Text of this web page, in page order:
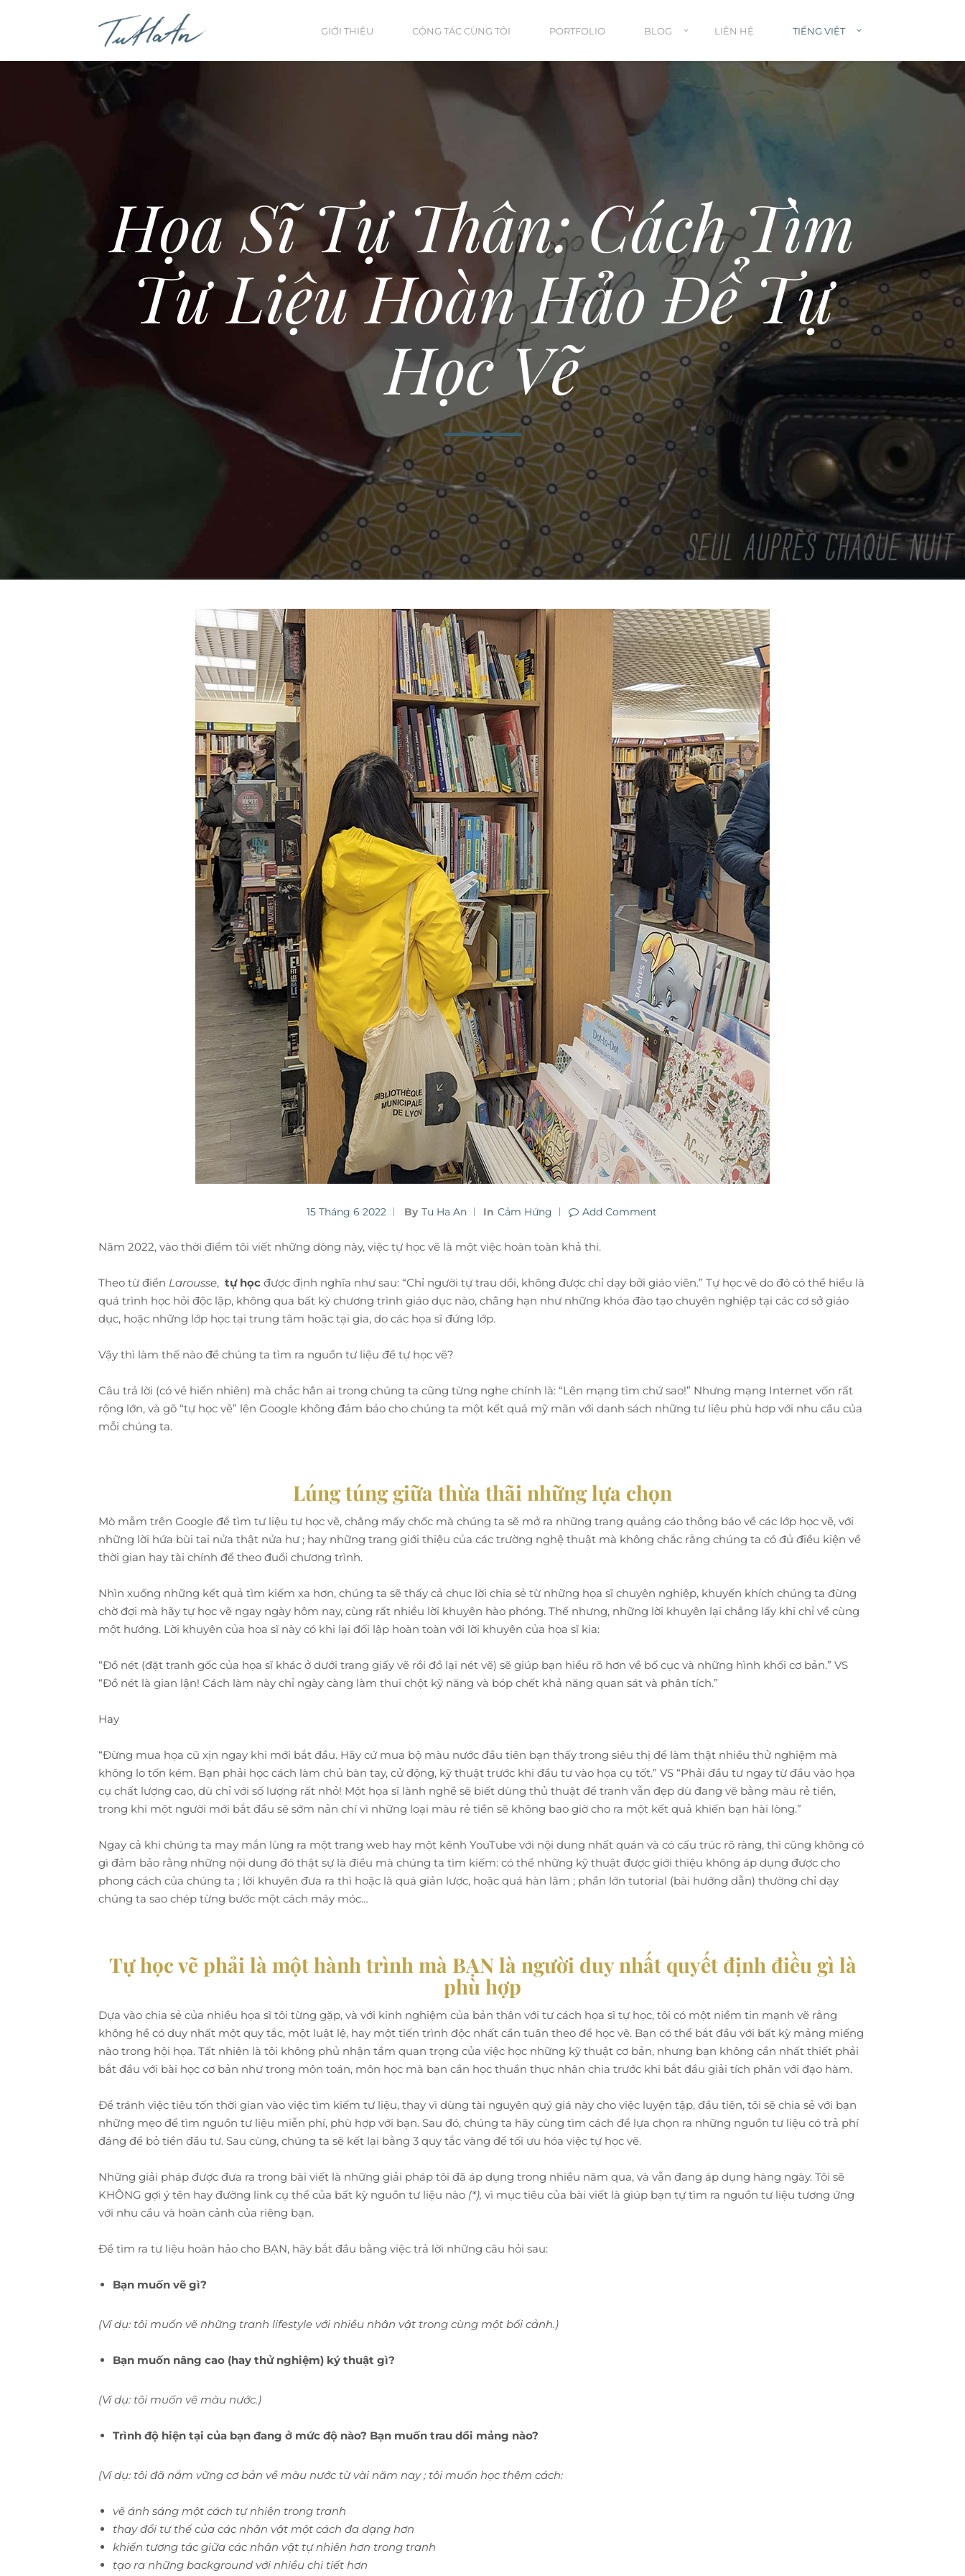
GIỚI THIỆU CỘNG TÁC CÙNG TÔI PORTFOLIO BLOG LIÊN HỆ TIẾNG VIỆT
Họa Sĩ Tự Thân: Cách Tìm
Tư Liệu Hoàn Hảo Để Tự
Học Vẽ
15 Tháng 6 2022 By Tu Ha An In Cảm Hứng Add Comment
Năm 2022, vào thời điểm tôi viết những dòng này, việc tự học vẽ là một việc hoàn toàn khả thi.
Theo từ điển Larousse, tự học được định nghĩa như sau: “Chỉ người tự trau dồi, không được chỉ dạy bởi giáo viên.” Tự học vẽ do đó có thể hiểu là
quá trình học hỏi độc lập, không qua bất kỳ chương trình giáo dục nào, chẳng hạn như những khóa đào tạo chuyên nghiệp tại các cơ sở giáo
dục, hoặc những lớp học tại trung tâm hoặc tại gia, do các họa sĩ đứng lớp.
Vậy thì làm thế nào để chúng ta tìm ra nguồn tư liệu để tự học vẽ?
Câu trả lời (có vẻ hiển nhiên) mà chắc hẳn ai trong chúng ta cũng từng nghe chính là: “Lên mạng tìm chứ sao!” Nhưng mạng Internet vốn rất
rộng lớn, và gõ “tự học vẽ” lên Google không đảm bảo cho chúng ta một kết quả mỹ mãn với danh sách những tư liệu phù hợp với nhu cầu của
mỗi chúng ta.
Lúng túng giữa thừa thãi những lựa chọn
Mò mẫm trên Google để tìm tư liệu tự học vẽ, chẳng mấy chốc mà chúng ta sẽ mở ra những trang quảng cáo thông báo về các lớp học vẽ, với
những lời hứa bùi tai nửa thật nửa hư ; hay những trang giới thiệu của các trường nghệ thuật mà không chắc rằng chúng ta có đủ điều kiện về
thời gian hay tài chính để theo đuổi chương trình.
Nhìn xuống những kết quả tìm kiếm xa hơn, chúng ta sẽ thấy cả chục lời chia sẻ từ những họa sĩ chuyên nghiệp, khuyến khích chúng ta đừng
chờ đợi mà hãy tự học vẽ ngay ngày hôm nay, cùng rất nhiều lời khuyên hào phóng. Thế nhưng, những lời khuyên lại chẳng lấy khi chỉ về cùng
một hướng. Lời khuyên của họa sĩ này có khi lại đối lập hoàn toàn với lời khuyên của họa sĩ kia:
“Đồ nét (đặt tranh gốc của họa sĩ khác ở dưới trang giấy vẽ rồi đồ lại nét vẽ) sẽ giúp bạn hiểu rõ hơn về bố cục và những hình khối cơ bản.” VS
“Đồ nét là gian lận! Cách làm này chỉ ngày càng làm thui chột kỹ năng và bóp chết khả năng quan sát và phân tích.”
Hay
“Đừng mua họa cũ xịn ngay khi mới bắt đầu. Hãy cứ mua bộ màu nước đầu tiên bạn thấy trong siêu thị để làm thật nhiều thử nghiệm mà
không lo tốn kém. Bạn phải học cách làm chủ bàn tay, cử động, kỹ thuật trước khi đầu tư vào họa cụ tốt.” VS “Phải đầu tư ngay từ đầu vào họa
cụ chất lượng cao, dù chỉ với số lượng rất nhỏ! Một họa sĩ lành nghề sẽ biết dùng thủ thuật để tranh vẫn đẹp dù đang vẽ bằng màu rẻ tiền,
trong khi một người mới bắt đầu sẽ sớm nản chí vì những loại màu rẻ tiền sẽ không bao giờ cho ra một kết quả khiến bạn hài lòng.”
Ngay cả khi chúng ta may mắn lùng ra một trang web hay một kênh YouTube với nội dung nhất quán và có cấu trúc rõ ràng, thì cũng không có
gì đảm bảo rằng những nội dung đó thật sự là điều mà chúng ta tìm kiếm: có thể những kỹ thuật được giới thiệu không áp dụng được cho
phong cách của chúng ta ; lời khuyên đưa ra thì hoặc là quá giản lược, hoặc quá hàn lâm ; phần lớn tutorial (bài hướng dẫn) thường chỉ dạy
chúng ta sao chép từng bước một cách máy móc…
Tự học vẽ phải là một hành trình mà BẠN là người duy nhất quyết định điều gì là
phù hợp
Dựa vào chia sẻ của nhiều họa sĩ tôi từng gặp, và với kinh nghiệm của bản thân với tư cách họa sĩ tự học, tôi có một niềm tin mạnh vẽ rằng
không hề có duy nhất một quy tắc, một luật lệ, hay một tiến trình độc nhất cần tuân theo để học vẽ. Bạn có thể bắt đầu với bất kỳ mảng miếng
nào trong hội họa. Tất nhiên là tôi không phủ nhận tầm quan trọng của việc học những kỹ thuật cơ bản, nhưng bạn không cần nhất thiết phải
bắt đầu với bài học cơ bản như trong môn toán, môn học mà bạn cần học thuần thục nhân chia trước khi bắt đầu giải tích phân với đạo hàm.
Để tránh việc tiêu tốn thời gian vào việc tìm kiếm tư liệu, thay vì dùng tài nguyên quý giá này cho việc luyện tập, đầu tiên, tôi sẽ chia sẻ với bạn
những mẹo để tìm nguồn tư liệu miễn phí, phù hợp với bạn. Sau đó, chúng ta hãy cùng tìm cách để lựa chọn ra những nguồn tư liệu có trả phí
đáng để bỏ tiền đầu tư. Sau cùng, chúng ta sẽ kết lại bằng 3 quy tắc vàng để tối ưu hóa việc tự học vẽ.
Những giải pháp được đưa ra trong bài viết là những giải pháp tôi đã áp dụng trong nhiều năm qua, và vẫn đang áp dụng hàng ngày. Tôi sẽ
KHÔNG gợi ý tên hay đường link cụ thể của bất kỳ nguồn tư liệu nào (*), vì mục tiêu của bài viết là giúp bạn tự tìm ra nguồn tư liệu tương ứng
với nhu cầu và hoàn cảnh của riêng bạn.
Để tìm ra tư liệu hoàn hảo cho BẠN, hãy bắt đầu bằng việc trả lời những câu hỏi sau:
Bạn muốn vẽ gì?
(Ví dụ: tôi muốn vẽ những tranh lifestyle với nhiều nhân vật trong cùng một bối cảnh.)
Bạn muốn nâng cao (hay thử nghiệm) ký thuật gì?
(Ví dụ: tôi muốn vẽ màu nước.)
Trình độ hiện tại của bạn đang ở mức độ nào? Bạn muốn trau dồi mảng nào?
(Ví dụ: tôi đã nắm vững cơ bản về màu nước từ vài năm nay ; tôi muốn học thêm cách:
vẽ ánh sáng một cách tự nhiên trong tranh
thay đổi tư thế của các nhân vật một cách đa dạng hơn
khiến tương tác giữa các nhân vật tự nhiên hơn trong tranh
tạo ra những background với nhiều chi tiết hơn